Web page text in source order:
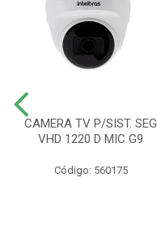
CAMERA TV P/SIST. SEG
VHD 1220 D MIC G9
Código: 560175